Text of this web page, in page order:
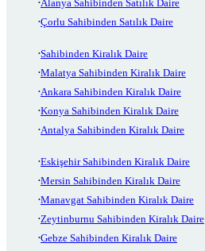
Alanya Sahibinden Satılık Daire
Çorlu Sahibinden Satılık Daire
Sahibinden Kiralık Daire
Malatya Sahibinden Kiralık Daire
Ankara Sahibinden Kiralık Daire
Konya Sahibinden Kiralık Daire
Antalya Sahibinden Kiralık Daire
Eskişehir Sahibinden Kiralık Daire
Mersin Sahibinden Kiralık Daire
Manavgat Sahibinden Kiralık Daire
Zeytinburnu Sahibinden Kiralık Daire
Gebze Sahibinden Kiralık Daire